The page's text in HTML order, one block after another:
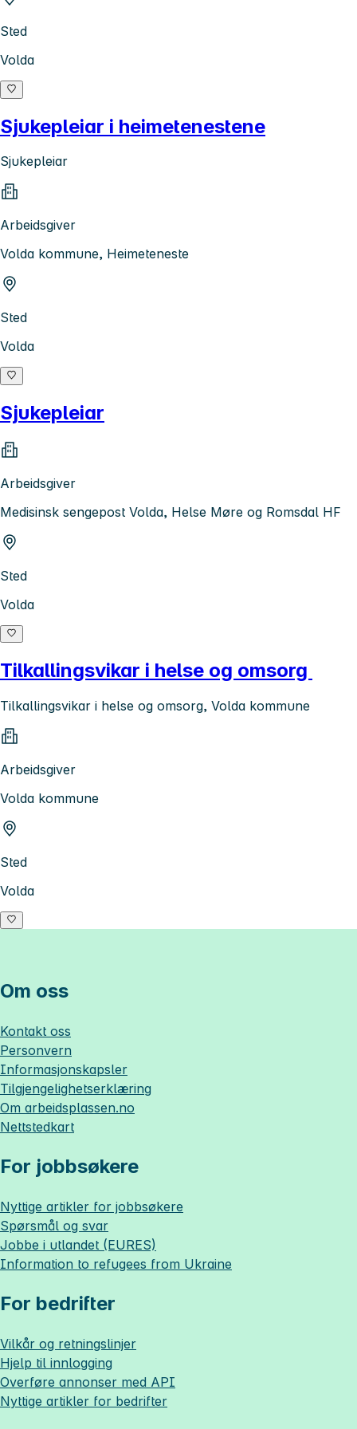
Sted
Volda
Sjukepleiar i heimetenestene
Sjukepleiar
Arbeidsgiver
Volda kommune, Heimeteneste
Sted
Volda
Sjukepleiar
Arbeidsgiver
Medisinsk sengepost Volda, Helse Møre og Romsdal HF
Sted
Volda
Tilkallingsvikar i helse og omsorg
Tilkallingsvikar i helse og omsorg, Volda kommune
Arbeidsgiver
Volda kommune
Sted
Volda
Om oss
Kontakt oss
Personvern
Informasjonskapsler
Tilgjengelighetserklæring
Om arbeidsplassen.no
Nettstedkart
For jobbsøkere
Nyttige artikler for jobbsøkere
Spørsmål og svar
Jobbe i utlandet (EURES)
Information to refugees from Ukraine
For bedrifter
Vilkår og retningslinjer
Hjelp til innlogging
Overføre annonser med API
Nyttige artikler for bedrifter